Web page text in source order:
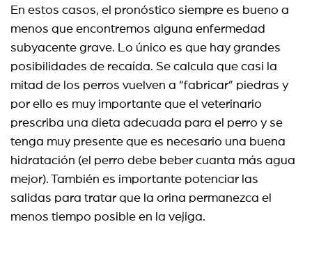
En estos casos, el pronóstico siempre es bueno a
menos que encontremos alguna enfermedad
subyacente grave. Lo único es que hay grandes
posibilidades de recaída. Se calcula que casi la
mitad de los perros vuelven a “fabricar” piedras y
por ello es muy importante que el veterinario
prescriba una dieta adecuada para el perro y se
tenga muy presente que es necesario una buena
hidratación (el perro debe beber cuanta más agua
mejor). También es importante potenciar las
salidas para tratar que la orina permanezca el
menos tiempo posible en la vejiga.